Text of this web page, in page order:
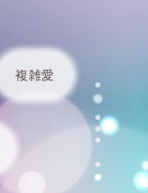
複雑愛